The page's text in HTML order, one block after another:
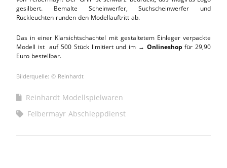
gesilbert. Bemalte Scheinwerfer, Suchscheinwerfer und
Rückleuchten runden den Modellauftritt ab.
Das in einer Klarsichtschachtel mit gestaltetem Einleger verpackte
Modell ist auf 500 Stück limitiert und im → Onlineshop für 29,90
Euro bestellbar.
Bilderquelle: © Reinhardt
Reinhardt Modellspielwaren
Felbermayr Abschleppdienst